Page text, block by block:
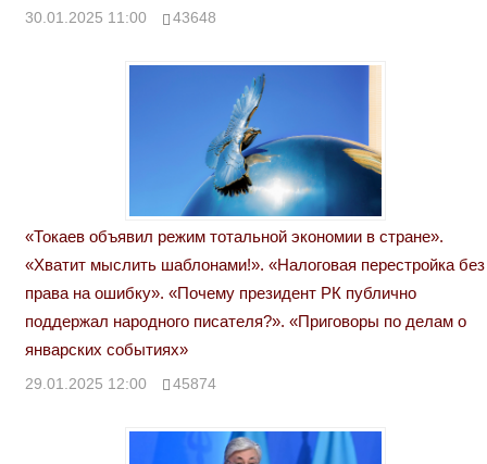
30.01.2025 11:00 43648
«Токаев объявил режим тотальной экономии в стране».
«Хватит мыслить шаблонами!». «Налоговая перестройка без
права на ошибку». «Почему президент РК публично
поддержал народного писателя?». «Приговоры по делам о
январских событиях»
29.01.2025 12:00 45874